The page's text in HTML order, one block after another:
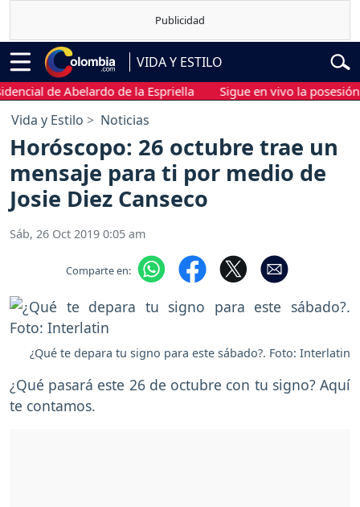
VIDA Y ESTILO
de Abelardo de la Espriella Sigue en vivo la posesión
Vida y Estilo Noticias
Horóscopo: 26 octubre trae un
mensaje para ti por medio de
Josie Diez Canseco
Sáb, 26 Oct 2019 0:05 am
Comparte en:
¿Qué te depara tu signo para este sábado?. Foto: Interlatin
¿Qué pasará este 26 de octubre con tu signo? Aquí
te contamos.